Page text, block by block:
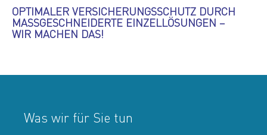
OPTIMALER VERSICHERUNGS­SCHUTZ DURCH
MASSGE­SCHNEIDERTE EINZELLÖSUNGEN –
WIR MACHEN DAS!
Was wir für Sie tun